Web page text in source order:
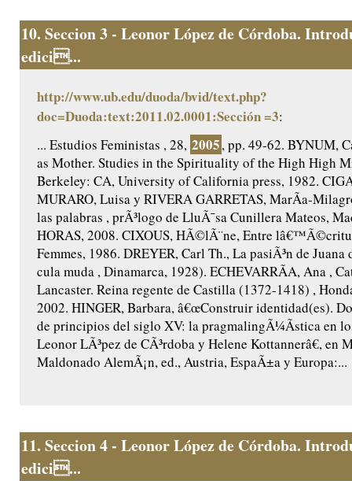
10. Seccion 3 - Leonor López de Córdoba.
edici...
http://www.ub.edu/duoda/bvid/text.php?
doc=Duoda:text:2011.02.0001:Sección =3:
... Estudios Feministas , 28, 2005, pp. 49-62. BYNUM,
as Mother. Studies in the Spirituality of the High High
Berkeley: CA, University of California press, 1982.
MURARO, Luisa y RIVERA GARRETAS, MarÃ­a-
las palabras , prÃ³logo de LluÃ¯sa Cunillera Mateos,
HORAS, 2008. CIXOUS, HÃ©lÃ¨ne, Entre
Femmes, 1986. DREYER, Carl Th., La pasiÃ³n de
cula muda , Dinamarca, 1928). ECHEVARRÃA, Ana ,
Lancaster. Reina regente de Castilla (1372-1418) ,
2002. HINGER, Barbara, â€œConstruir identidad(es).
de principios del siglo XV: la pragmalingÃ¼Ã­stica en
Leonor LÃ³pez de CÃ³rdoba y Helene Kottannerâ€, en
Maldonado AlemÃ¡n, ed., Austria, EspaÃ±a y Europa:...
11. Seccion 4 - Leonor López de Córdoba.
edici...